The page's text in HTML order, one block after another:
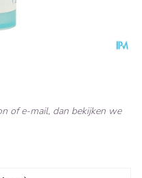
of e-mail, dan bekijken we